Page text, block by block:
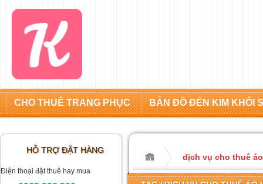
CHO THUÊ TRANG PHỤC BẢN ĐỒ ĐẾN KIM KHÔI
HỖ TRỢ ĐẶT HÀNG
Điện thoại đặt thuê hay mua
dịch vụ cho thuê